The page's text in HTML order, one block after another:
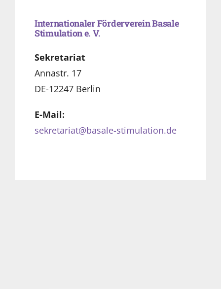
Internationaler Förderverein Basale
Stimulation e. V.
Sekretariat
Annastr. 17
DE-12247 Berlin
E-Mail:
sekretariat@basale-stimulation.de